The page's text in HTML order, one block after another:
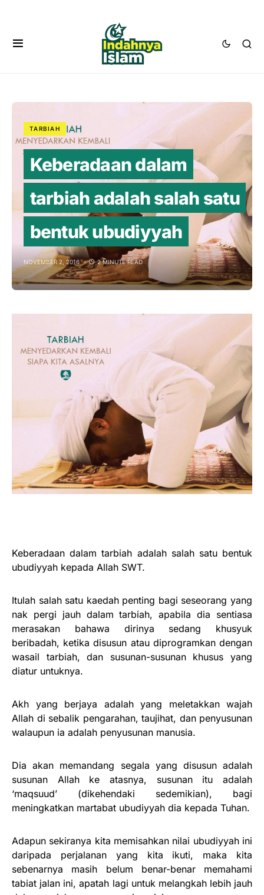
TARBIAH
Keberadaan dalam
tarbiah adalah salah satu
bentuk ubudiyyah
NOVEMBER 2, 2016 2 MINUTE READ
Keberadaan dalam tarbiah adalah salah satu bentuk
ubudiyyah kepada Allah SWT.
Itulah salah satu kaedah penting bagi seseorang yang
nak pergi jauh dalam tarbiah, apabila dia sentiasa
merasakan bahawa dirinya sedang khusyuk
beribadah, ketika disusun atau diprogramkan dengan
wasail tarbiah, dan susunan-susunan khusus yang
diatur untuknya.
Akh yang berjaya adalah yang meletakkan wajah
Allah di sebalik pengarahan, taujihat, dan penyusunan
walaupun ia adalah penyusunan manusia.
Dia akan memandang segala yang disusun adalah
susunan Allah ke atasnya, susunan itu adalah
‘maqsuud’ (dikehendaki sedemikian), bagi
meningkatkan martabat ubudiyyah dia kepada Tuhan.
Adapun sekiranya kita memisahkan nilai ubudiyyah ini
daripada perjalanan yang kita ikuti, maka kita
sebenarnya masih belum benar-benar memahami
tabiat jalan ini, apatah lagi untuk melangkah lebih jauh